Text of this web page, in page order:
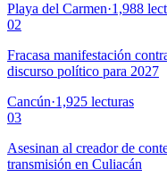
Playa del Carmen·1,988
02
Fracasa manifestación
discurso político para 2027
Cancún·1,925 lecturas
03
Asesinan al creador de
transmisión en Culiacán